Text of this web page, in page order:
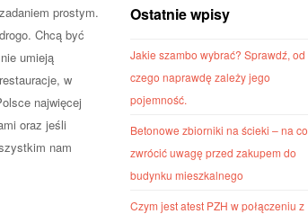
prostym.
Chcą być
umieją
w
najwięcej
oraz jeśli
nam
Ostatnie wpisy
Jakie szambo wybrać? Sprawdź, od
czego naprawdę zależy jego
pojemność.
Betonowe zbiorniki na ścieki – na co
zwrócić uwagę przed zakupem do
budynku mieszkalnego
Czym jest atest PZH w połączeniu z